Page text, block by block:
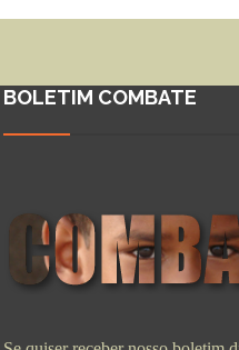
BOLETIM COMBATE